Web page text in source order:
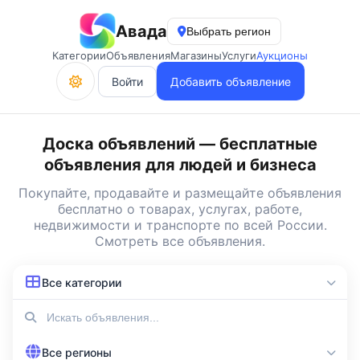
Авада
Выбрать регион
КатегорииОбъявленияМагазиныУслугиАукционы
Войти Добавить объявление
Доска объявлений — бесплатные
объявления для людей и бизнеса
Покупайте, продавайте и размещайте объявления
бесплатно о товарах, услугах, работе,
недвижимости и транспорте по всей России.
Смотреть все объявления.
Все категории
Все регионы